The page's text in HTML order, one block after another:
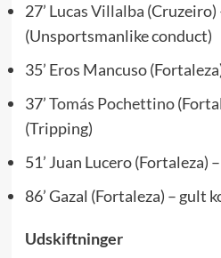
27’ Lucas Villalba
(Unsportsmanlike conduct)
35’ Eros Mancuso
37’Tomás Pochettino
(Tripping)
51’ Juan Lucero (Fortaleza)
86’ Gazal (Fortaleza) – gult
Udskiftninger